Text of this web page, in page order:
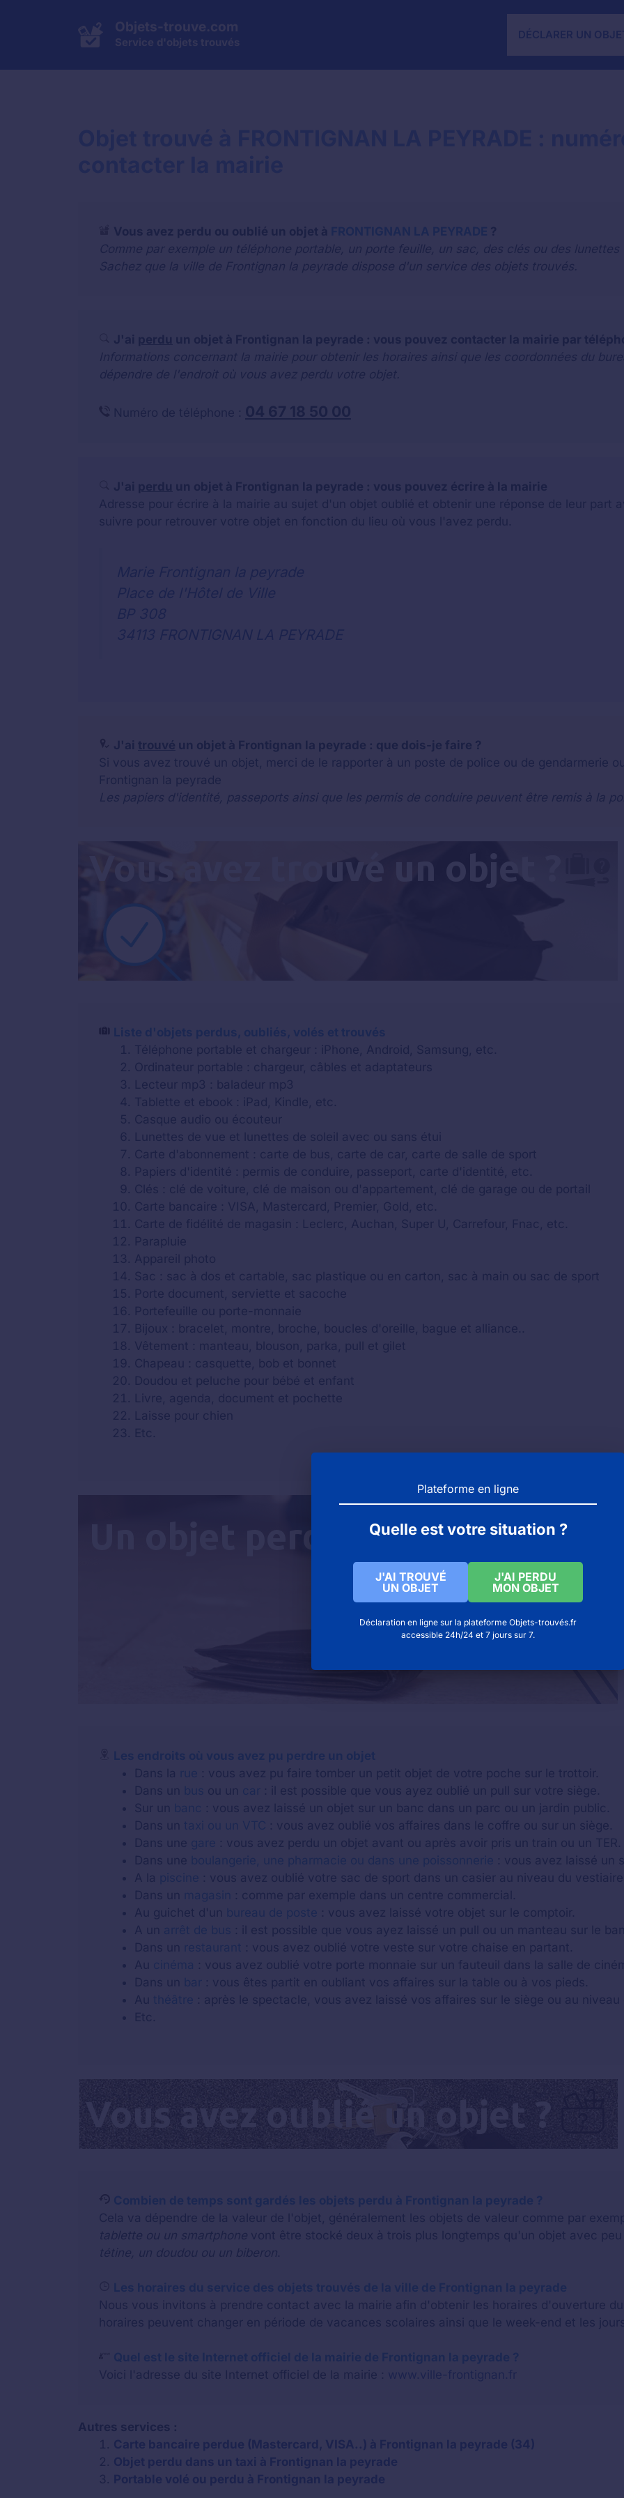
Objets-trouve.com
Service d'objets trouvés
DÉCLARER UN
Vous avez perdu ou oublié un objet à FRONTIGNAN LA PEYRADE ?
Comme par exemple un téléphone portable, un porte feuille, un sac, des clés ou des lunettes
Sachez que la ville de Frontignan la peyrade dispose d'un service des objets trouvés.
J'ai trouvé un objet à Frontignan la peyrade : que dois-je faire ?
Si vous avez trouvé un objet, merci de le rapporter à un poste de police ou de gendarmerie
Frontignan la peyrade
Les papiers d'identité, passeports ainsi que les permis de conduire peuvent être remis à la
Liste d'objets perdus, oubliés, volés et trouvés
Téléphone portable et chargeur : iPhone, Android, Samsung, etc.
Ordinateur portable : chargeur, câbles et adaptateurs
Lecteur mp3 : baladeur mp3
Tablette et ebook : iPad, Kindle, etc.
Casque audio ou écouteur
Lunettes de vue et lunettes de soleil avec ou sans étui
Carte d'abonnement : carte de bus, carte de car, carte de salle de sport
Papiers d'identité : permis de conduire, passeport, carte d'identité, etc.
Clés : clé de voiture, clé de maison ou d'appartement, clé de garage ou de portail
Carte bancaire : VISA, Mastercard, Premier, Gold, etc.
Carte de fidélité de magasin : Leclerc, Auchan, Super U, Carrefour, Fnac, etc.
Parapluie
Appareil photo
Sac : sac à dos et cartable, sac plastique ou en carton, sac à main ou sac de sport
Porte document, serviette et sacoche
Portefeuille ou porte-monnaie
Bijoux : bracelet, montre, broche, boucles d'oreille, bague et alliance..
Vêtement : manteau, blouson, parka, pull et gilet
Chapeau : casquette, bob et bonnet
Doudou et peluche pour bébé et enfant
Livre, agenda, document et pochette
Laisse pour chien
Etc.
Les endroits où vous avez pu perdre un objet
Dans la rue : vous avez pu faire tomber un petit objet de votre poche sur le trottoir.
Dans un bus ou un car : il est possible que vous ayez oublié un pull sur votre siège.
Sur un banc : vous avez laissé un objet sur un banc dans un parc ou un jardin public.
Dans un taxi ou un VTC : vous avez oublié vos affaires dans le coffre ou sur un siège.
Dans une gare : vous avez perdu un objet avant ou après avoir pris un train ou un TER.
Dans une boulangerie, une pharmacie ou dans une poissonnerie : vous avez laissé un
A la piscine : vous avez oublié votre sac de sport dans un casier au niveau du
Dans un magasin : comme par exemple dans un centre commercial.
Au guichet d'un bureau de poste : vous avez laissé votre objet sur le comptoir.
A un arrêt de bus : il est possible que vous ayez laissé un pull ou un manteau sur le
Dans un restaurant : vous avez oublié votre veste sur votre chaise en partant.
Au cinéma : vous avez oublié votre porte monnaie sur un fauteuil dans la salle de
Dans un bar : vous êtes partit en oubliant vos affaires sur la table ou à vos pieds.
Au théâtre : après le spectacle, vous avez laissé vos affaires sur le siège ou au niveau
Etc.
Combien de temps sont gardés les objets perdu à Frontignan la peyrade ?
Cela va dépendre de la valeur de l'objet, généralement les objets de valeur comme par
tablette ou un smartphone vont être stocké deux à trois plus longtemps qu'un objet avec
tétine, un doudou ou un biberon.
Les horaires du service des objets trouvés de la ville de Frontignan la peyrade
Nous vous invitons à prendre contact avec la mairie afin d'obtenir les horaires d'ouverture
horaires peuvent changer en période de vacances scolaires ainsi que le week-end et les
Quel est le site Internet officiel de la mairie de Frontignan la peyrade ?
Voici l'adresse du site Internet officiel de la mairie : www.ville-frontignan.fr
Autres services :
Carte bancaire perdue (Mastercard, VISA..) à Frontignan la peyrade (34)
Objet perdu dans un taxi à Frontignan la peyrade
Portable volé ou perdu à Frontignan la peyrade
Plateforme en ligne
Quelle est votre situation ?
J'AI TROUVÉ
UN OBJET
J'AI PERDU
MON OBJET
Déclaration en ligne sur la plateforme Objets-trouvés.fr
accessible 24h/24 et 7 jours sur 7.